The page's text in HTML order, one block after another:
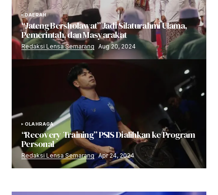
DAERAH
“Jateng Bersholawat” Jadi Silaturahmi Ulama,
Pemerintah, dan Masyarakat
Redaksi Lensa Semarang Aug 20, 2024
OLAHRAGA
“Recovery Training” PSIS Dialihkan ke Program
Personal
Redaksi Lensa Semarang Apr 24, 2024